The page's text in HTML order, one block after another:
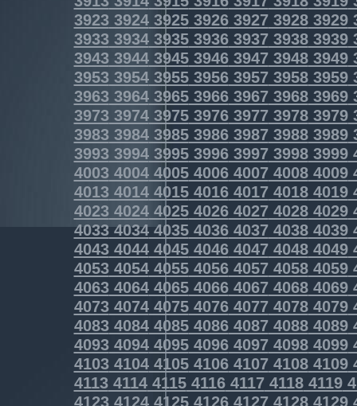
3923392439253926392739283929
3933393439353936393739383939
3943394439453946394739483949
3953395439553956395739583959
3963396439653966396739683969
3973397439753976397739783979
3983398439853986398739883989
3993399439953996399739983999
4003400440054006400740084009
4013401440154016401740184019
4023402440254026402740284029
4033403440354036403740384039
4043404440454046404740484049
4053405440554056405740584059
4063406440654066406740684069
4073407440754076407740784079
4083408440854086408740884089
4093409440954096409740984099
4103410441054106410741084109
4113411441154116411741184119
4123412441254126412741284129